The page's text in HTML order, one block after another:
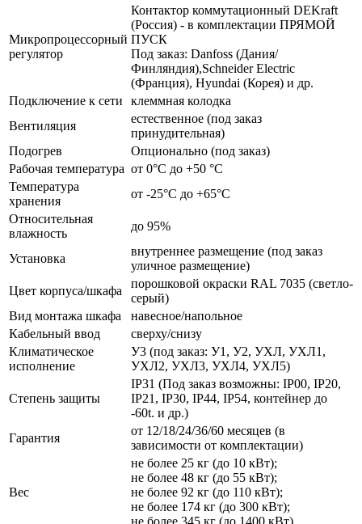
Микропроцессорный
регулятор
Контактор коммутационный DEKraft
(Россия) - в комплектации ПРЯМОЙ
ПУСК
Под заказ: Danfoss (Дания/
Финляндия),Schneider Electric
(Франция), Hyundai (Корея) и др.
Подключение к сети
клеммная колодка
Вентиляция
естественное (под заказ
принудительная)
Подогрев
Опционально (под заказ)
Рабочая температура от 0°C до +50 °C
Температура
хранения
от -25°C до +65°C
Относительная
влажность
до 95%
Установка
внутреннее размещение (под заказ
уличное размещение)
Цвет корпуса/шкафа
порошковой окраски RAL 7035 (светло-
серый)
Вид монтажа шкафа
навесное/напольное
Кабельный ввод
сверху/снизу
Климатическое
исполнение
У3 (под заказ: У1, У2, УХЛ, УХЛ1,
УХЛ2, УХЛ3, УХЛ4, УХЛ5)
Степень защиты
IP31 (Под заказ возможны: IP00, IP20,
IP21, IP30, IP44, IP54, контейнер до
-60t. и др.)
Гарантия
от 12/18/24/36/60 месяцев (в
зависимости от комплектации)
Вес
не более 25 кг (до 10 кВт);
не более 48 кг (до 55 кВт);
не более 92 кг (до 110 кВт);
не более 174 кг (до 300 кВт);
не более 345 кг (до 1400 кВт).